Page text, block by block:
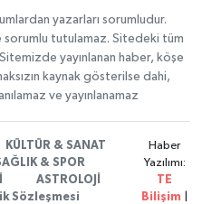
yazarları sorumludur.
sorumlu tutulamaz. Sitedeki tüm
yayınlanan haber, köşe
kaynak gösterilse dahi,
ve yayınlanamaz
KÜLTÜR & SANAT
& SPOR
ASTROLOJİ
Sözleşmesi
Haber
Yazılımı:
TE
Bilişim